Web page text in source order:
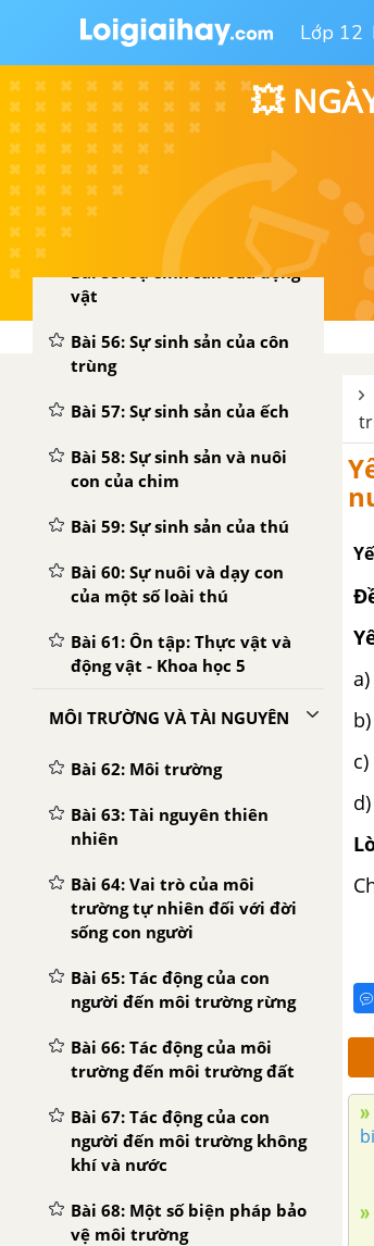
Lớp 12
💥
Bài 52: Sự sinh sản của thực
vật có hoa
Bài 53: Cây con mọc lên từ
hạt
Bài 54: Cây con có thể mọc
lên từ một số bộ phận của
cây mẹ
Bài 55: Sự sinh sản của động
vật
Bài 56: Sự sinh sản của côn
trùng
Bài 57: Sự sinh sản của ếch
Bài 58: Sự sinh sản và nuôi
con của chim
Bài 59: Sự sinh sản của thú
Bài 60: Sự nuôi và dạy con
của một số loài thú
Bài 61: Ôn tập: Thực vật và
động vật - Khoa học 5
MÔI TRƯỜNG VÀ TÀI NGUYÊN
Bài 62: Môi trường
Bài 63: Tài nguyên thiên
nhiên
Bài 64: Vai trò của môi
trường tự nhiên đối với đời
sống con người
Bài 65: Tác động của con
người đến môi trường rừng
Bài 66: Tác động của môi
trường đến môi trường đất
Bài 67: Tác động của con
người đến môi trường không
khí và nước
Bài 68: Một số biện pháp bảo
vệ môi trường